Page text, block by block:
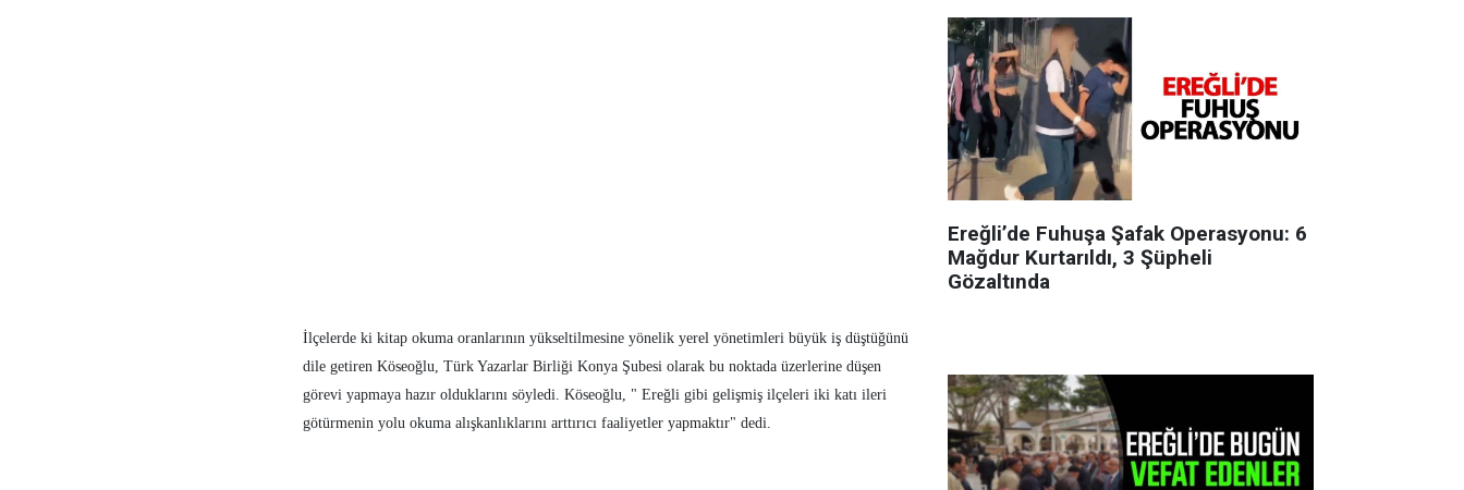
İlçelerde ki kitap okuma oranlarının yükseltilmesine yönelik yerel yönetimleri büyük iş düştüğünü
dile getiren Köseoğlu, Türk Yazarlar Birliği Konya Şubesi olarak bu noktada üzerlerine düşen
görevi yapmaya hazır olduklarını söyledi. Köseoğlu, " Ereğli gibi gelişmiş ilçeleri iki katı ileri
götürmenin yolu okuma alışkanlıklarını arttırıcı faaliyetler yapmaktır" dedi.
Ereğli’de Fuhuşa Şafak Operasyonu: 6
Mağdur Kurtarıldı, 3 Şüpheli
Gözaltında